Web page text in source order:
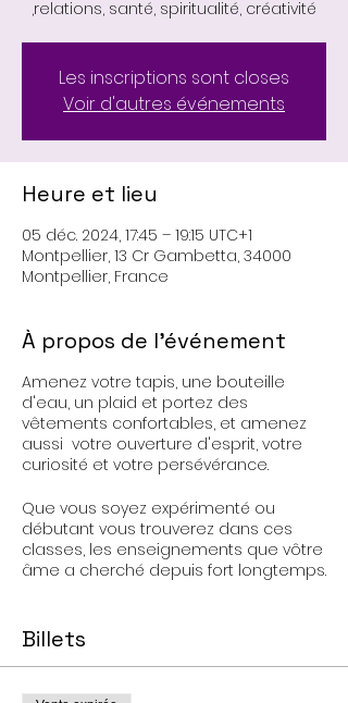
,relations, santé, spiritualité, créativité
Les inscriptions sont closes
Voir d'autres événements
Heure et lieu
05 déc. 2024, 17:45 – 19:15 UTC+1
Montpellier, 13 Cr Gambetta, 34000
Montpellier, France
À propos de l'événement
Amenez votre tapis, une bouteille
d'eau, un plaid et portez des
vêtements confortables, et amenez
aussi votre ouverture d'esprit, votre
curiosité et votre persévérance.
Que vous soyez expérimenté ou
débutant vous trouverez dans ces
classes, les enseignements que vôtre
âme a cherché depuis fort longtemps.
c'est une pratique spirituelle.
votre force mentale et physique s'en
Billets